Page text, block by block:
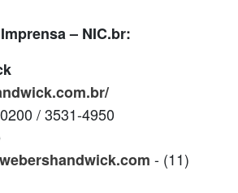
– NIC.br:
/ 3531-4950
- (11)